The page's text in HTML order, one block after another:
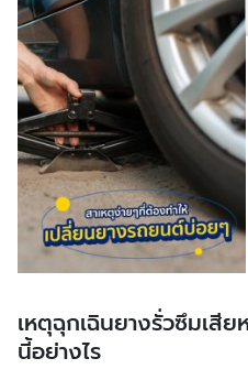
เหตุฉุกเฉินยางรั่วซึมเสี
นี้อย่างไร